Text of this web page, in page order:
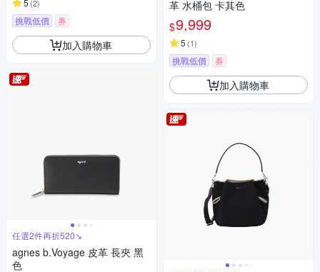
5 (2)
挑戰低價 券
加入購物車
任選2件再折520↘
agnes b.Voyage 皮革 長夾 黑
色
革 水桶包 卡其色
$9,999
5 (1)
挑戰低價 券
加入購物車